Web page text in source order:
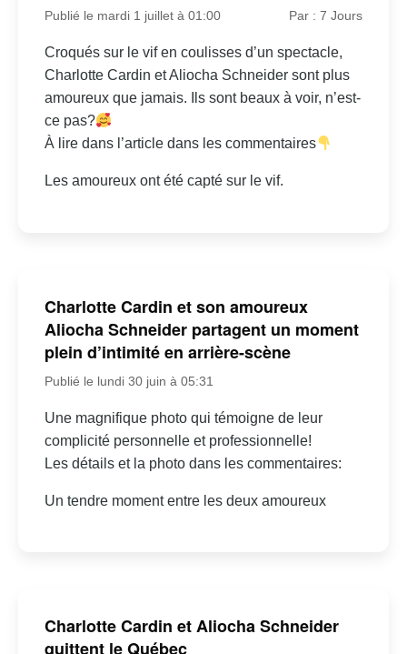
Publié le mardi 1 juillet à 01:00 Par : 7 Jours
Croqués sur le vif en coulisses d’un spectacle,
Charlotte Cardin et Aliocha Schneider sont plus
amoureux que jamais. Ils sont beaux à voir, n’est-
ce pas?
À lire dans l’article dans les commentaires
Les amoureux ont été capté sur le vif.
Charlotte Cardin et son amoureux
Aliocha Schneider partagent un moment
plein d’intimité en arrière-scène
Publié le lundi 30 juin à 05:31
Une magnifique photo qui témoigne de leur
complicité personnelle et professionnelle!
Les détails et la photo dans les commentaires:
Un tendre moment entre les deux amoureux
Charlotte Cardin et Aliocha Schneider
quittent le Québec